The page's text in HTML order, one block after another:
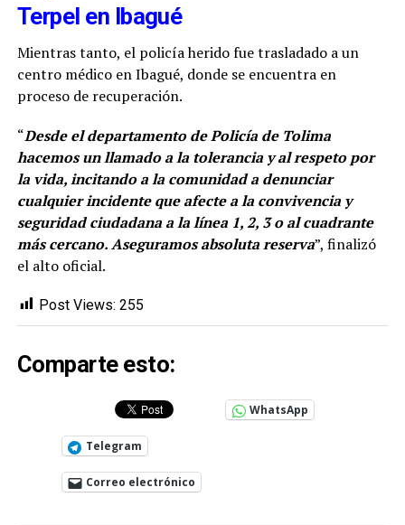
Terpel en Ibagué
Mientras tanto, el policía herido fue trasladado a un
centro médico en Ibagué, donde se encuentra en
proceso de recuperación.
“Desde el departamento de Policía de Tolima
hacemos un llamado a la tolerancia y al respeto por
la vida, incitando a la comunidad a denunciar
cualquier incidente que afecte a la convivencia y
seguridad ciudadana a la línea 1, 2, 3 o al cuadrante
más cercano. Aseguramos absoluta reserva”, finalizó
el alto oficial.
Post Views: 255
Comparte esto:
WhatsApp
Telegram
Correo electrónico